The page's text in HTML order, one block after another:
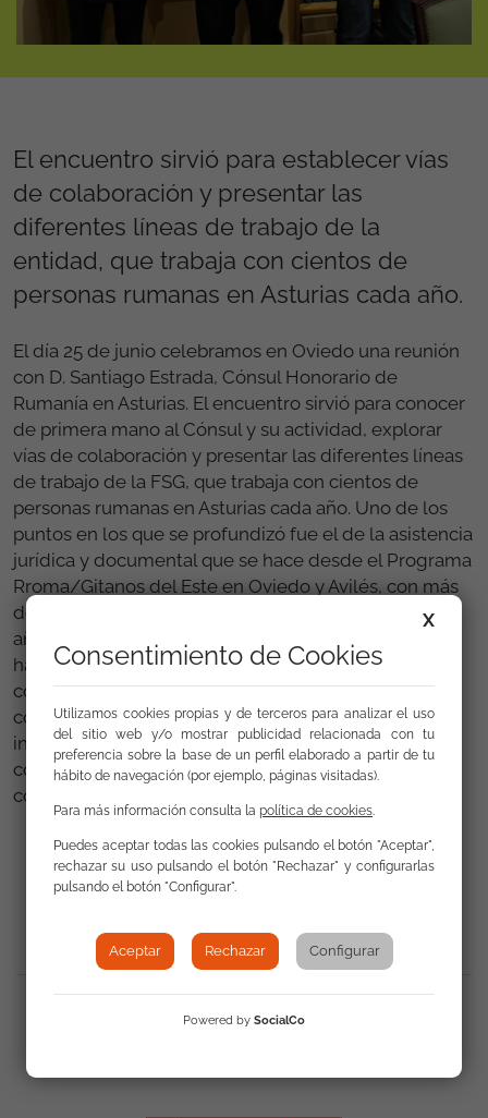
El encuentro sirvió para establecer vías
de colaboración y presentar las
diferentes líneas de trabajo de la
entidad, que trabaja con cientos de
personas rumanas en Asturias cada año.
El día 25 de junio celebramos en Oviedo una reunión
con D. Santiago Estrada, Cónsul Honorario de
Rumanía en Asturias. El encuentro sirvió para conocer
de primera mano al Cónsul y su actividad, explorar
vías de colaboración y presentar las diferentes líneas
de trabajo de la FSG, que trabaja con cientos de
personas rumanas en Asturias cada año. Uno de los
puntos en los que se profundizó fue el de la asistencia
jurídica y documental que se hace desde el Programa
Rroma/Gitanos del Este en Oviedo y Avilés, con más
de un centenar de citas al consulado tramitadas el
año 2020. Esta es una de las demandas más
habituales entre la población rumana en Asturias,
como también expresó el Cónsul. Por otra parte,
conversamos sobre el trabajo de prospección e
inserción laboral, para explorar posibles vías de
colaboración, y nos emplazamos a mantener el
contacto para profundizar en ellas.
Volver a Actualidad
Compartir:
X
Consentimiento de Cookies
Utilizamos cookies propias y de terceros para analizar el uso
del sitio web y/o mostrar publicidad relacionada con tu
preferencia sobre la base de un perfil elaborado a partir de tu
hábito de navegación (por ejemplo, páginas visitadas).
Para más información consulta la política de cookies
Puedes aceptar todas las cookies pulsando el botón "Aceptar",
rechazar su uso pulsando el botón "Rechazar" y configurarlas
pulsando el botón "Configurar".
Aceptar Rechazar Configurar
Powered by SocialCo